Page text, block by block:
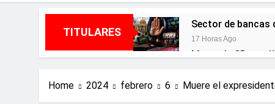
TITULARES
Sector de bancas
17 Horas Ago
Metro de SD
Embajada
Home 2024 febrero 6 Muere el